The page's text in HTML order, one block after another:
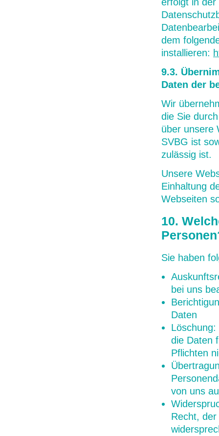
erfolgt in der
dem
installieren:
9.3.
Daten der
Wir
die Sie
über unsere
SVBG ist
zulässig ist.
Unsere
Einhaltung
Webseiten
10.
Sie haben
bei uns
Daten
die Daten
Pflichten
von uns
Recht,